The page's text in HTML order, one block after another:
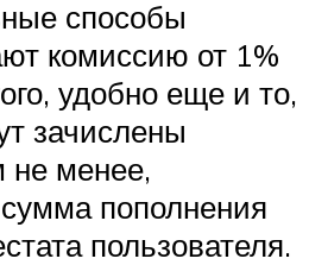
способы
комиссию от 1%
удобно еще и то,
зачислены
не менее,
пополнения
пользователя.